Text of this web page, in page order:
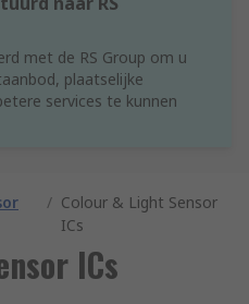
met de RS Group om u
plaatselijke
services te kunnen
/ Colour & Light Sensor
ICs
ICs